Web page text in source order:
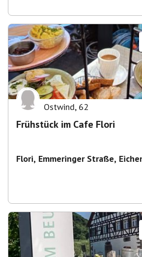
Ostwind, 62
Frühstück im Cafe Flori
Flori, Emmeringer Straße,